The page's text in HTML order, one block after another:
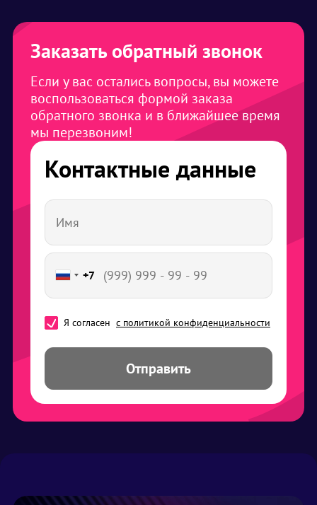
Заказать обратный звонок
Если у вас остались вопросы, вы можете
воспользоваться формой заказа
обратного звонка и в ближайшее время
мы перезвоним!
Контактные данные
+7
Я согласен с политикой конфиденциальности
Отправить